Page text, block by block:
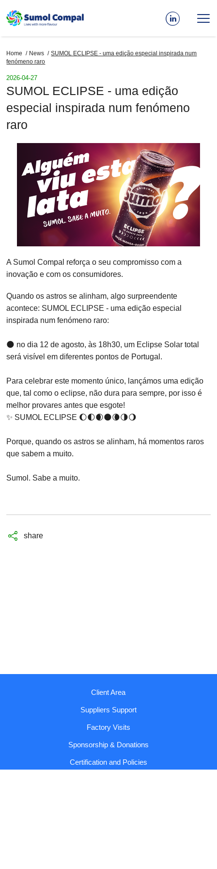
Breadcrumb
Home News
SUMOL ECLIPSE - uma edição especial inspirada num
fenómeno raro
2026-04-27
SUMOL ECLIPSE - uma edição
especial inspirada num fenómeno
raro
A Sumol Compal reforça o seu compromisso com a
inovação e com os consumidores.
Quando os astros se alinham, algo surpreendente
acontece: SUMOL ECLIPSE - uma edição especial
inspirada num fenómeno raro:
🌑 no dia 12 de agosto, às 18h30, um Eclipse Solar total
será visível em diferentes pontos de Portugal.
Para celebrar este momento único, lançámos uma edição
que, tal como o eclipse, não dura para sempre, por isso é
melhor provares antes que esgote!
✨ SUMOL ECLIPSE 🌔🌓🌒🌑🌘🌗🌖
Porque, quando os astros se alinham, há momentos raros
que sabem a muito.
Sumol. Sabe a muito.
share
Client Area
Suppliers Support
Factory Visits
Sponsorship & Donations
Certification and Policies